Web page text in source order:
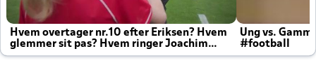
Hvem overtager nr.10 efter Eriksen? Hvem
glemmer sit pas? Hvem ringer Joachim
altid til efter kampe?
Ung vs.
#football